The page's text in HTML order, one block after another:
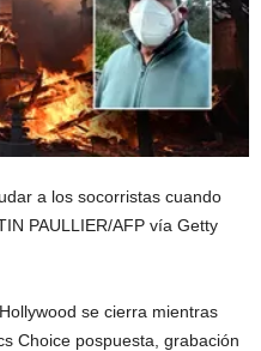
a los socorristas cuando
PAULLIER/AFP vía Getty
se cierra mientras
Choice pospuesta, grabación